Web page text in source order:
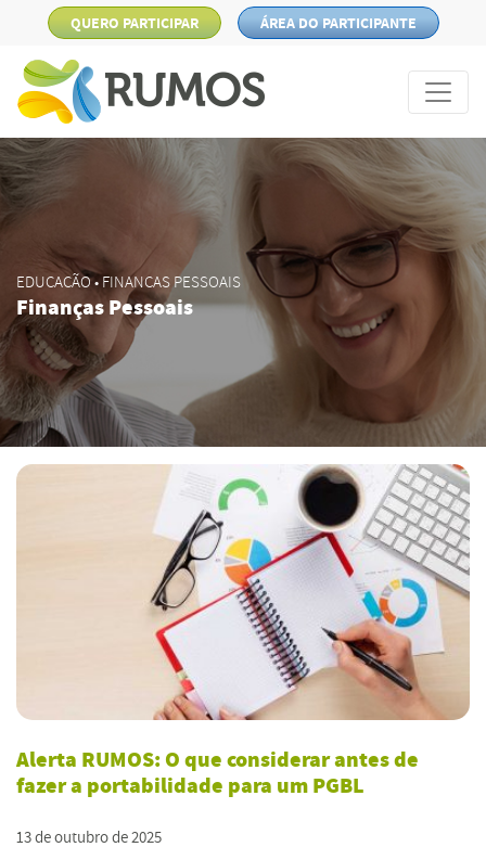
QUERO PARTICIPAR ÁREA DO PARTICIPANTE
EDUCAÇÃO • FINANÇAS PESSOAIS
Finanças Pessoais
Alerta RUMOS: O que considerar antes de
fazer a portabilidade para um PGBL
13 de outubro de 2025